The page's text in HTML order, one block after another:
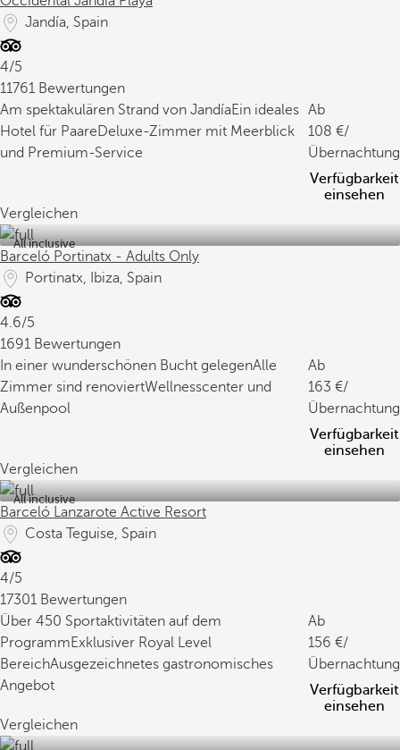
Jandía, Spain
4/5
11761 Bewertungen
Am spektakulären Strand von JandíaEin ideales
Hotel für PaareDeluxe-Zimmer mit Meerblick
und Premium-Service
Ab
108
/
Übernachtung
Verfügbarkeit
einsehen
Vergleichen
All inclusive
Barceló Portinatx - Adults Only
Portinatx, Ibiza, Spain
4.6/5
1691 Bewertungen
In einer wunderschönen Bucht gelegenAlle
Zimmer sind renoviertWellnesscenter und
Außenpool
Ab
163
/
Übernachtung
Verfügbarkeit
einsehen
Vergleichen
All inclusive
Barceló Lanzarote Active Resort
Costa Teguise, Spain
4/5
17301 Bewertungen
Über 450 Sportaktivitäten auf dem
ProgrammExklusiver Royal Level
BereichAusgezeichnetes gastronomisches
Angebot
Ab
156
/
Übernachtung
Verfügbarkeit
einsehen
Vergleichen